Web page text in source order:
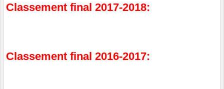
Classement final 2017-2018:
Classement final 2016-2017: